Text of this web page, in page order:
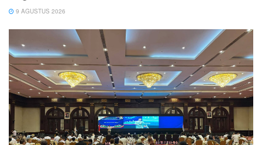
9 AGUSTUS 2026